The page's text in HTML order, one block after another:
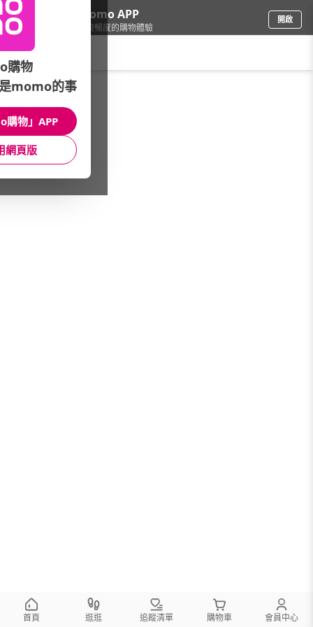
下載momo APP
給你3倍流暢度的購物體驗
開啟
電腦/組件/LCD螢幕
本館精選商品
館長推薦 月銷量
首頁 逛逛 追蹤清單 購物車 會員中心
購物
momo的事
購物」APP
網頁版